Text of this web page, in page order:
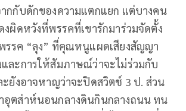
ากกับดักของความแตกแยก แต่บางคน
งผิดหวังที่พรรคที่เขารักมาร่วมจัดตั้ง
รรค “ลุง” ที่คุณหนูแผดเสียงสัญญา
และการให้สัมภาษณ์ว่าจะไม่ร่วมกับ
ะยังอาจหาญว่าจะปิดสวิตช์ 3 ป. ส่วน
อุตส่าห์นอนกลางดินกินกลางถนน ทน